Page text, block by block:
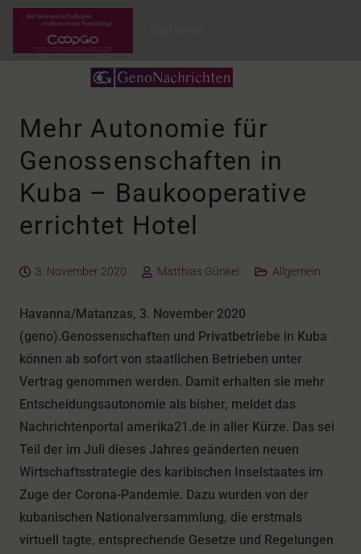
Mehr Autonomie für
Genossenschaften in
Kuba – Baukooperative
errichtet Hotel
3. November 2020 Matthias Günkel Allgemein
Havanna/Matanzas, 3. November 2020
(geno).Genossenschaften und Privatbetriebe in Kuba
können ab sofort von staatlichen Betrieben unter
Vertrag genommen werden. Damit erhalten sie mehr
Entscheidungsautonomie als bisher, meldet das
Nachrichtenportal amerika21.de in aller Kürze. Das sei
Teil der im Juli dieses Jahres geänderten neuen
Wirtschaftsstrategie des karibischen Inselstaates im
Zuge der Corona-Pandemie. Dazu wurden von der
kubanischen Nationalversammlung, die erstmals
virtuell tagte, entsprechende Gesetze und Regelungen